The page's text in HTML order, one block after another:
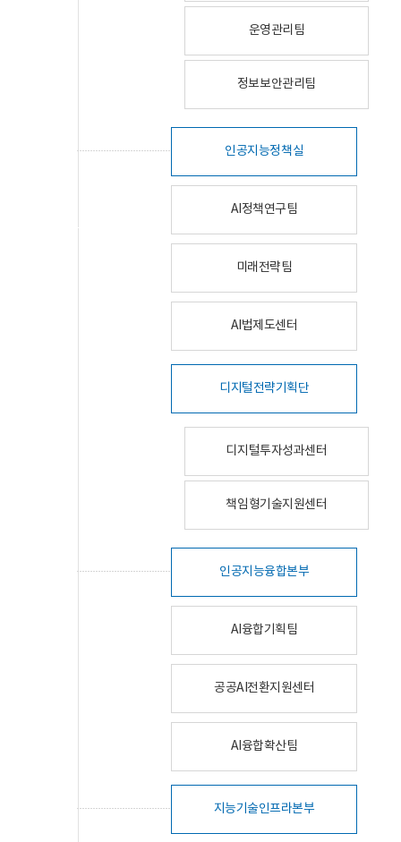
운영관리팀
정보보안관리팀
인공지능정책실
AI정책연구팀
미래전략팀
AI법제도센터
디지털전략기획단
디지털투자성과센터
책임형기술지원센터
인공지능융합본부
AI융합기획팀
공공AI전환지원센터
AI융합확산팀
지능기술인프라본부